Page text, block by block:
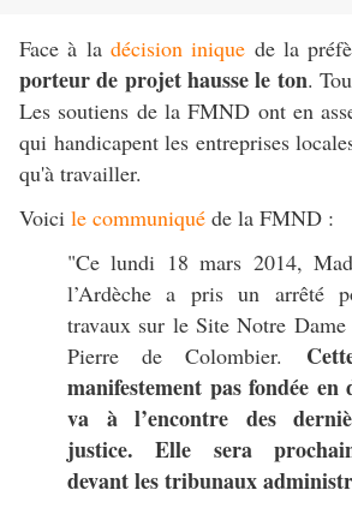
Face à la décision inique de la
porteur de projet hausse le ton.
Les soutiens de la FMND ont en
qui handicapent les entreprises
qu'à travailler.
Voici le communiqué de la FMND :
"Ce lundi 18 mars 2014,
l’Ardèche a pris un arrêté
travaux sur le Site Notre
Pierre de Colombier.
manifestement pas fondée
va à l’encontre des
justice. Elle sera
devant les tribunaux